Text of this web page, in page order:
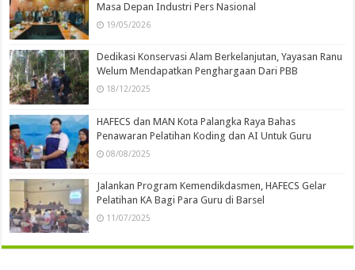
Masa Depan Industri Pers Nasional
19/05/2026
Dedikasi Konservasi Alam Berkelanjutan, Yayasan Ranu
Welum Mendapatkan Penghargaan Dari PBB
18/12/2025
HAFECS dan MAN Kota Palangka Raya Bahas
Penawaran Pelatihan Koding dan AI Untuk Guru
08/08/2025
Jalankan Program Kemendikdasmen, HAFECS Gelar
Pelatihan KA Bagi Para Guru di Barsel
11/07/2025